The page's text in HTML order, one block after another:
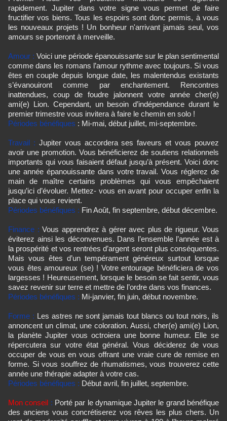
rapidement. Jupiter dans votre signe vous permet de faire
fructifier vos biens. Tous les espoirs sont donc permis, à vous
les nouveaux projets ! Un bonheur n'arrivant jamais seul, vos
amours se porteront à merveille.
Amour : Voici une période épanouissante sur le plan sentimental
comme dans les romans l’amour rythme avec toujours. Si vous
êtes en couple depuis longue date, les malentendus existants
s’évanouiront comme par enchantement. Rencontres
inattendues, coup de foudre jalonnent votre année cher(e)
ami(e) Lion. Cependant, un besoin d’indépendance durant le
premier trimestre vous invitera à faire le chemin en solo !
Périodes bénéfiques : Mi-mai, début juillet, mi-septembre.
Travail : Jupiter vous accordera ses faveurs et vous pouvez
avoir une promotion. Vous bénéficierez de soutiens relationnels
importants qui vous faisaient défaut jusqu’à présent. Voici donc
une année épanouissante dans votre travail. Vous réglerez de
main de maître certains problèmes qui vous empêchaient
jusqu’ici d’évoluer. Mettez- vous en avant pour occuper enfin la
place qui vous revient.
Périodes bénéfiques : Fin Août, fin septembre, début décembre.
Finance : Vous apprendrez à gérer avec plus de rigueur. Vous
éviterez ainsi les déconvenues. Dans l’ensemble l’année est à
la prospérité et vos rentrées d’argent seront plus conséquentes.
Mais vous êtes d’un tempérament généreux surtout lorsque
vous êtes amoureux (se) ! Votre entourage bénéficiera de vos
largesses ! Heureusement, lorsque le besoin se fait sentir, vous
savez revenir sur terre et mettre de l’ordre dans vos finances.
Périodes bénéfiques : Mi-janvier, fin juin, début novembre.
Forme : Les astres ne sont jamais tout blancs ou tout noirs, ils
annoncent un climat, une coloration. Aussi, cher(e) ami(e) Lion,
la planète Jupiter vous octroiera une bonne humeur. Elle se
répercutera sur votre état général. Vous déciderez de vous
occuper de vous en vous offrant une vraie cure de remise en
forme. Si vous souffrez de rhumatismes, vous trouverez cette
année une thérapie adapter à votre cas.
Périodes bénéfiques : Début avril, fin juillet, septembre.
Mon conseil : Porté par le dynamique Jupiter le grand bénéfique
des anciens vous concrétiserez vos rêves les plus chers. Un